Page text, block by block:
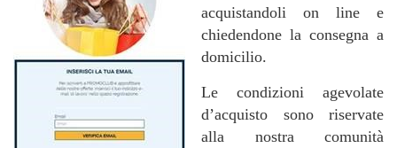
acquistandoli on line e
chiedendone la consegna a
domicilio.
Le condizioni agevolate
d’acquisto sono riservate
alla nostra comunità